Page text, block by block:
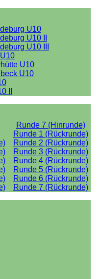
U10
U10 II
U10 III
U10
U10
II
Runde 7 (Hinrunde)
Runde 1 (Rückrunde)
Runde 2 (Rückrunde)
Runde 3 (Rückrunde)
Runde 4 (Rückrunde)
Runde 5 (Rückrunde)
Runde 6 (Rückrunde)
Runde 7 (Rückrunde)